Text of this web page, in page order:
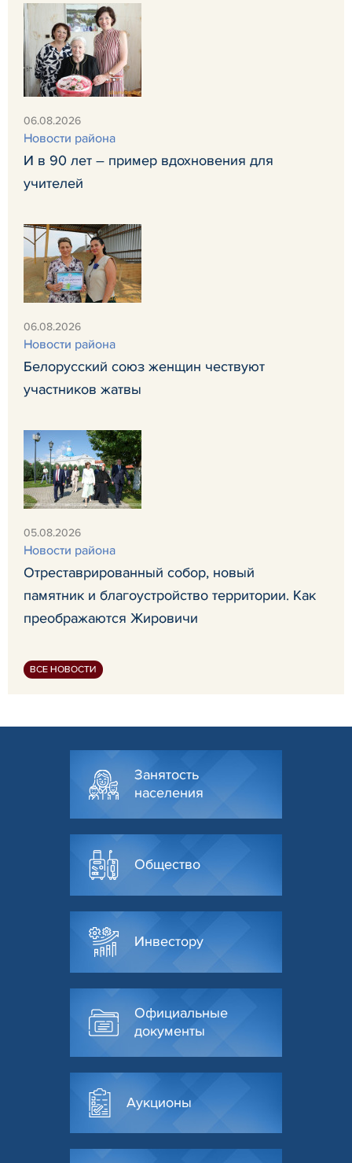
06.08.2026
Новости района
И в 90 лет – пример вдохновения для
учителей
06.08.2026
Новости района
Белорусский союз женщин чествуют
участников жатвы
05.08.2026
Новости района
Отреставрированный собор, новый
памятник и благоустройство территории. Как
преображаются Жировичи
ВСЕ НОВОСТИ
Занятость
населения
Общество
Инвестору
Официальные
документы
Аукционы